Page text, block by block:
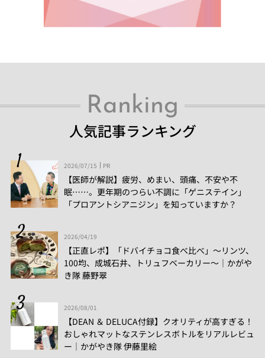
Ranking
人気記事ランキング
2026/07/15 PR
【医師が解説】疲労、めまい、頭痛、不安や不
眠……。更年期のつらい不調に「ゲニステイン」
「プロアントシアニジン」を知っていますか？
2026/04/19
【正直レポ】「ドバイチョコ食べ比べ」～リンツ、
100均、成城石井、トリュフベーカリー～｜かがや
き隊 藤野翠
2026/08/01
【DEAN ＆ DELUCA付録】クオリティが高すぎる！
おしゃれマットなステンレスボトルをリアルレビュ
ー│かがやき隊 伊藤里絵